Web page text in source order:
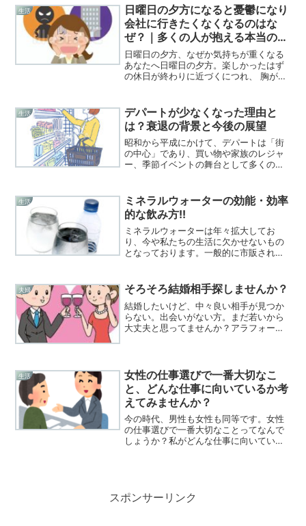
懸念から、老後のお金に関する悩みは
年々大きくなっています。し...
生活
日曜日の夕方になると憂鬱になり
会社に行きたくなくなるのはな
ぜ？｜多くの人が抱える本当の原
因と対処法
日曜日の夕方、なぜか気持ちが重くなる
あなたへ日曜日の夕方。楽しかったはず
の休日が終わりに近づくにつれ、 胸がザ
経験はありませんか？これは決して あな
ただけの弱さ で...
生活
デパートが少なくなった理由と
は？衰退の背景と今後の展望
昭和から平成にかけて、デパートは「街
の中心」であり、買い物や家族のレジャ
ー、季節イベントの舞台として多くの
つつあります。なぜデパートは少なくな
ったのでしょうか？本記事で...
生活
ミネラルウォーターの効能・効率
的な飲み方!!
ミネラルウォーターは年々拡大してお
り、今や私たちの生活に欠かせないもの
となっております。一般的に市販されて
も数多くの販売されております。このサ
イトでは、ミネラルウォータ...
夫婦 そろそろ結婚相手探しませんか？
結婚したいけど、中々良い相手が見つか
らない。出会いがない方。まだ若いから
大丈夫と思ってませんか？アラフォーだ
いけどどうしたらいいのか悩んでいるあ
なたを応援します。
生活
女性の仕事選びで一番大切なこ
と、どんな仕事に向いているか考
えてみませんか？
今の時代、男性も女性も同等です。女性
の仕事選びで一番大切なことってなんで
しょうか？私がどんな仕事に向いている
スポンサーリンク